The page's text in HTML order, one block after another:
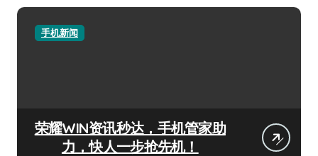
手机新闻
荣耀WIN资讯秒达，手机管家助
力，快人一步抢先机！